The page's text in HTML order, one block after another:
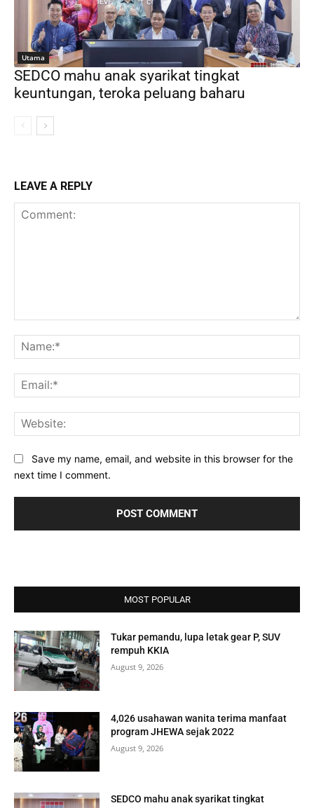
Utama
SEDCO mahu anak syarikat tingkat
keuntungan, teroka peluang baharu
LEAVE A REPLY
Save my name, email, and website in this browser for the
next time I comment.
MOST POPULAR
Tukar pemandu, lupa letak gear P, SUV
rempuh KKIA
August 9, 2026
4,026 usahawan wanita terima manfaat
program JHEWA sejak 2022
August 9, 2026
SEDCO mahu anak syarikat tingkat